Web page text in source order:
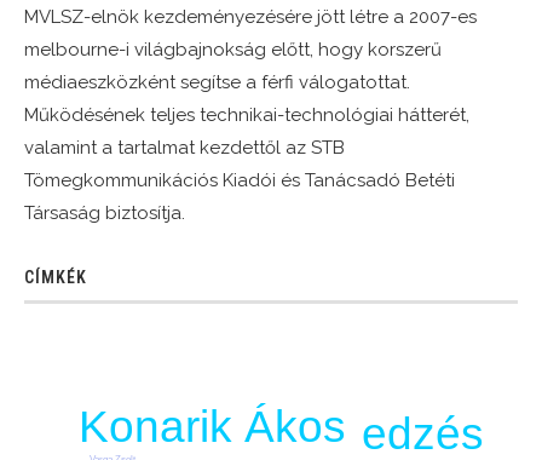
MVLSZ-elnök kezdeményezésére jött létre a 2007-es
melbourne-i világbajnokság előtt, hogy korszerű
médiaeszközként segítse a férfi válogatottat.
Működésének teljes technikai-technológiai hátterét,
valamint a tartalmat kezdettől az STB
Tömegkommunikációs Kiadói és Tanácsadó Betéti
Társaság biztosítja.
CÍMKÉK
edzés
Konarik Ákos